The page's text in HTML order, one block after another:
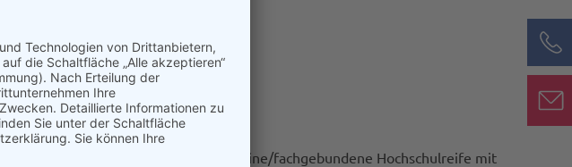
Du bringst mit:
Einen Realschulabschluss oder allgemeine/fachgebundene Hochschulreife mit